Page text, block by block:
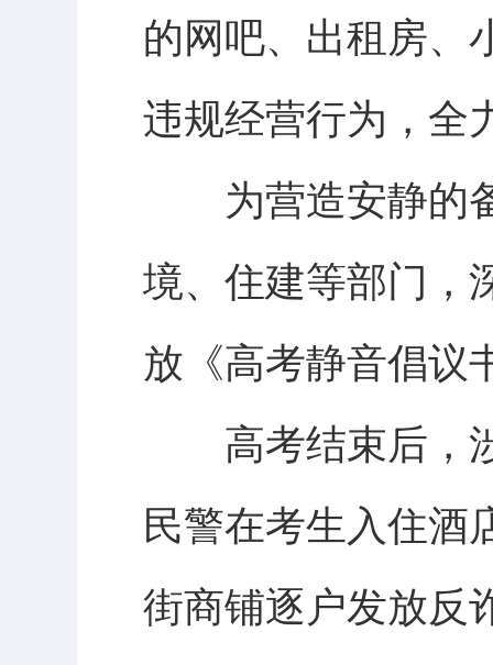
的网吧、出租房、
违规经营行为，全
为营造安静的备
境、住建等部门，
放《高考静音倡议
高考结束后，涉
民警在考生入住酒
街商铺逐户发放反